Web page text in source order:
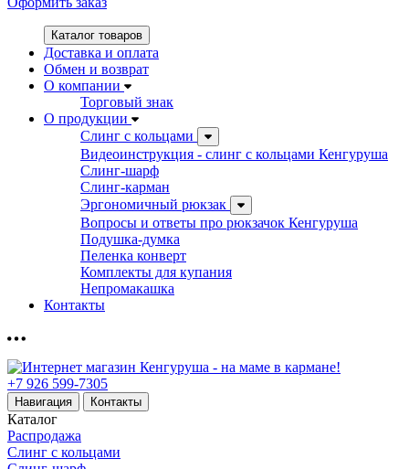
Каталог товаров
Доставка и оплата
Обмен и возврат
О компании
Торговый знак
О продукции
Слинг с кольцами
Видеоинструкция - слинг с кольцами Кенгуруша
Слинг-шарф
Слинг-карман
Эргономичный рюкзак
Вопросы и ответы про рюкзачок Кенгуруша
Подушка-думка
Пеленка конверт
Комплекты для купания
Непромакашка
Контакты
+7 926 599-7305
Навигация Контакты
Каталог
Распродажа
Слинг с кольцами